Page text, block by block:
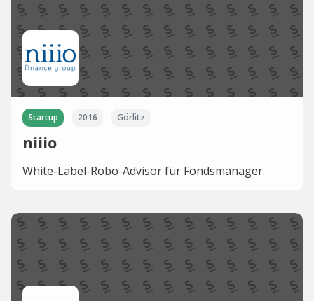
Startup 2016 Görlitz
niiio
White-Label-Robo-Advisor für Fondsmanager.